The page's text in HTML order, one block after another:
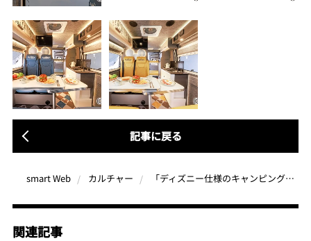
記事に戻る
smart Web カルチャー 「ディズニー仕様のキャンピングカーは超プレミア限定20台」ミッキー＆フレンズとワクワク楽しい冒険の旅へ！
関連記事